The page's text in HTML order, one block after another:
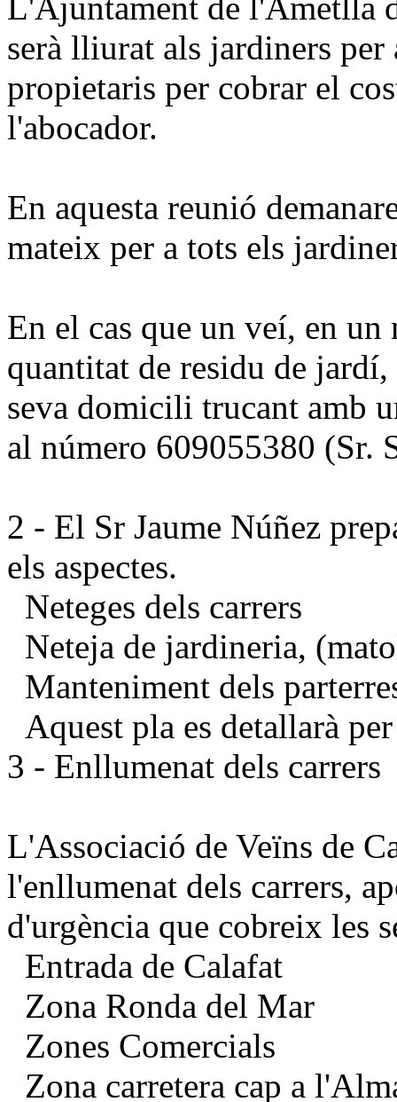
serà lliurat als jardiners
propietaris per cobrar el
l'abocador.
En aquesta reunió
mateix per a tots els
En el cas que un veí, en
quantitat de residu de
seva domicili trucant amb
al número 609055380 (Sr.
2 - El Sr Jaume Núñez
els aspectes.
Neteges dels carrers
Neteja de jardineria,
Manteniment dels
Aquest pla es detallarà
3 - Enllumenat dels carrers
L'Associació de Veïns de
l'enllumenat dels carrers,
d'urgència que cobreix les
Entrada de Calafat
Zona Ronda del Mar
Zones Comercials
Zona carretera cap a